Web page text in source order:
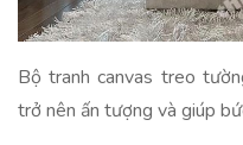
Bộ tranh canvas treo
trở nên ấn tượng và giúp